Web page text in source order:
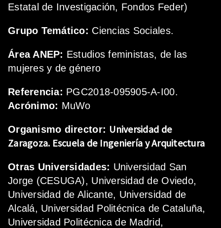
Estatal de Investigación, Fondos Feder)
Grupo Temático: Ciencias Sociales.
Área ANEP: Estudios feministas, de las
mujeres y de género
Referencia: PGC2018-095905-A-I00.
Acrónimo: MuWo
Organismo director: Universidad de
Zaragoza. Escuela de Ingeniería y Arquitectura
Otras Universidades: Universidad San
Jorge (CESUGA), Universidad de Oviedo,
Universidad de Alicante, Universidad de
Alcalá, Universidad Politécnica de Cataluña,
Universidad Politécnica de Madrid,